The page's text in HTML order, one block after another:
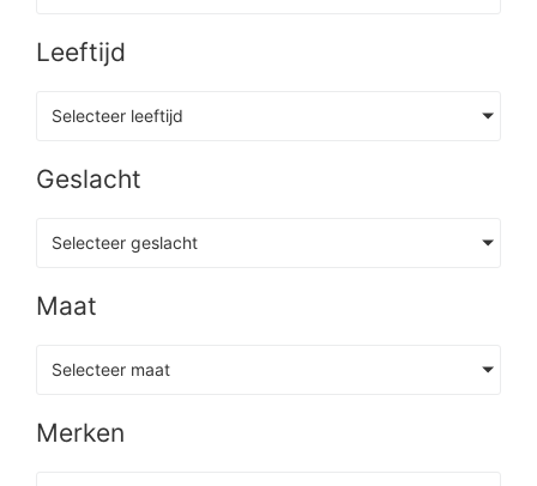
Leeftijd
Selecteer leeftijd
Geslacht
Selecteer geslacht
Maat
Selecteer maat
Merken